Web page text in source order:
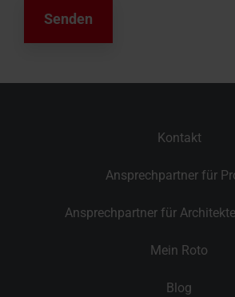
Kontakt
Ansprechpartner für
Ansprechpartner für
Mein Roto
Blog